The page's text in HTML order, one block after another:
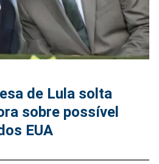
de Lula solta
sobre possível
EUA